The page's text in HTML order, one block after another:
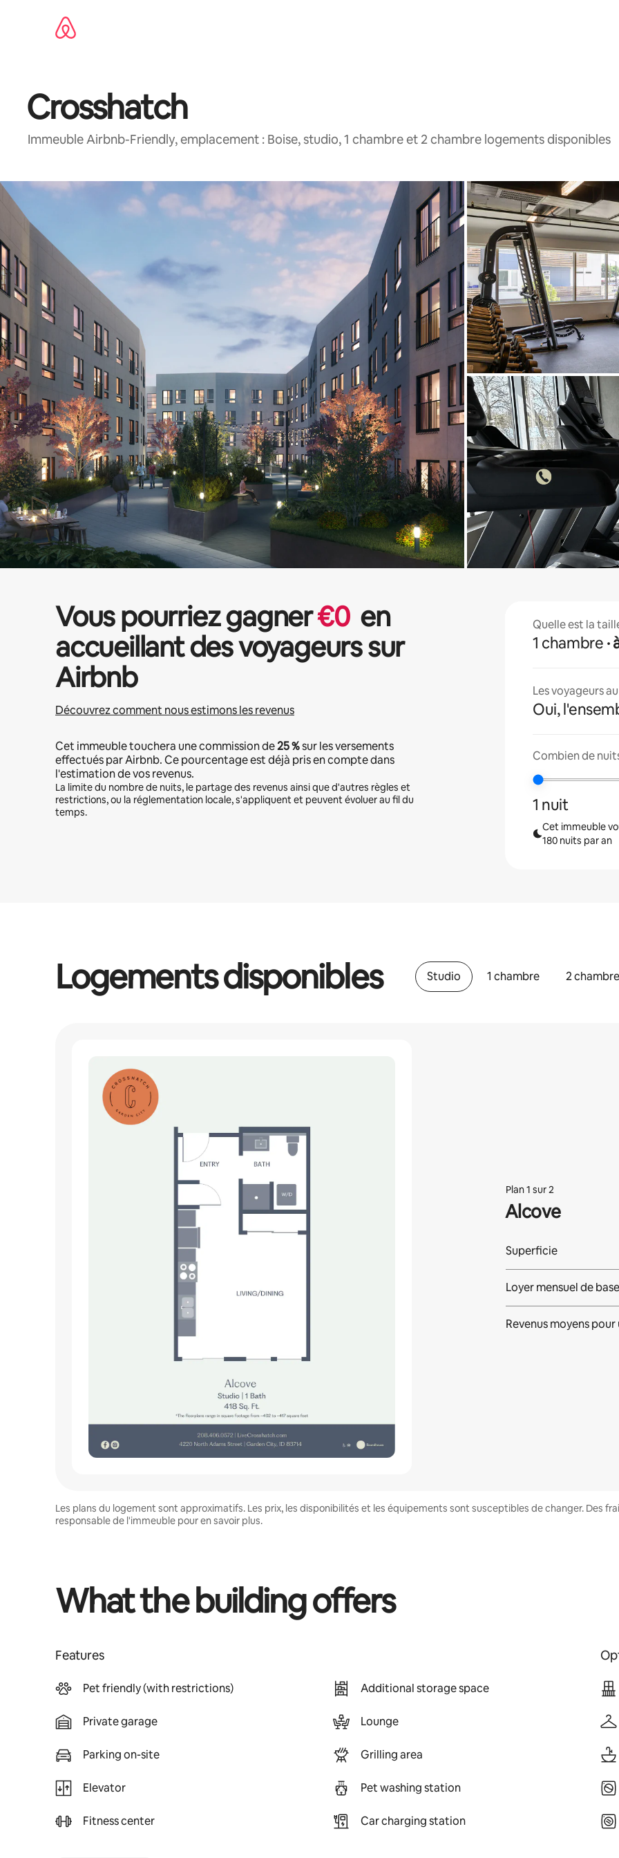
Crosshatch
Immeuble Airbnb-Friendly, emplacement : Boise, studio, 1 chambre et 2 chambre logements disponibles
Vous pourriez gagner€0 en
accueillant des voyageurs sur
Airbnb
Découvrez comment nous estimons les revenus
Cet immeuble touchera une commission de25 %sur les versements
effectués par Airbnb. Ce pourcentage est déjà pris en compte dans
l'estimation de vos revenus.
La limite du nombre de nuits, le partage des revenus ainsi que d'autres règles et
restrictions, ou la réglementation locale, s'appliquent et peuvent évoluer au fil du
temps.
Quelle est la
1 chambre
Les voyageurs
Oui,
Combien de
1 nuit
Cet immeuble
180 nuits par an
Logements disponibles Studio 1 chambre 2 chambre
Plan 1 sur 2
Alcove
Superficie
Loyer mensuel de base
Revenus moyens pour
Les plans du logement sont approximatifs. Les prix, les disponibilités et les équipements sont susceptibles de changer. Des
responsable de l'immeuble pour en savoir plus.
What the building offers
Features
Pet friendly (with restrictions)
Private garage
Parking on-site
Elevator
Fitness center
Additional storage space
Lounge
Grilling area
Pet washing station
Car charging station